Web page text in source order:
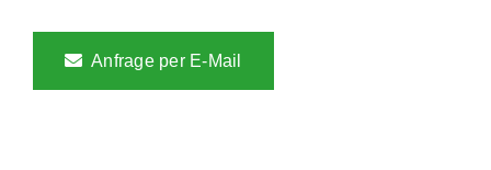
Anfrage per E-Mail